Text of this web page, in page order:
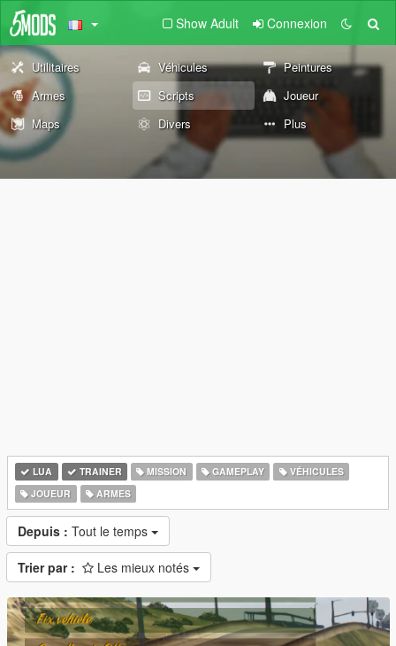
Show Adult Connexion
Utilitaires Véhicules
Peintures
Armes
Scripts
Joueur
Maps
Divers Plus
LUA TRAINER MISSION GAMEPLAY
VÉHICULES
JOUEUR
ARMES
Depuis : Tout le temps
Trier par : Les mieux notés